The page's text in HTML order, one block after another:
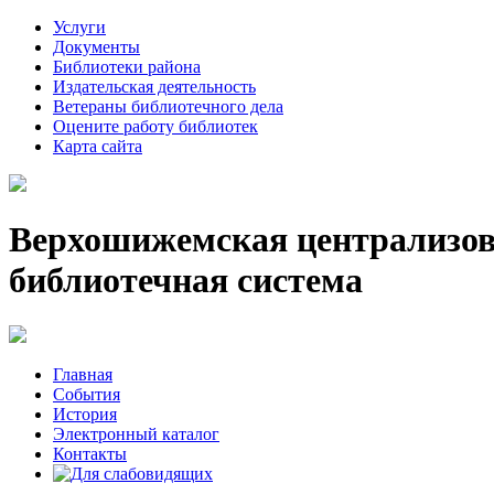
Услуги
Документы
Библиотеки района
Издательская деятельность
Ветераны библиотечного дела
Оцените работу библиотек
Карта сайта
Верхошижемская
библиотечная система
Главная
События
История
Электронный каталог
Контакты